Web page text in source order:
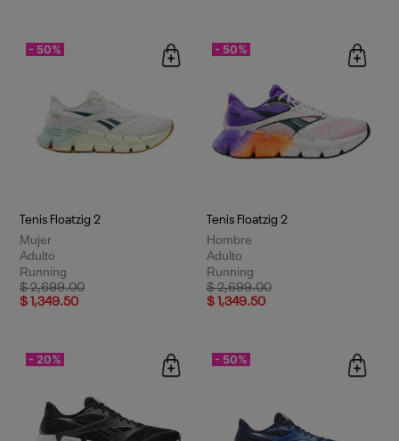
- 50%
Tenis Floatzig 2
Mujer
Adulto
Running
Price reduced from
$ 2,699.00to
$ 1,349.50
- 50%
Tenis Floatzig 2
Hombre
Adulto
Running
Price reduced from
$ 2,699.00to
$ 1,349.50
- 20% - 50%